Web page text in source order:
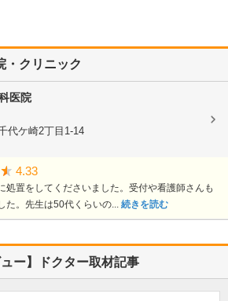
・クリニック
医院
代ケ崎2丁目1-14
4.33
処置をしてくださいました。受付や看護師さんも
た。先生は50代くらいの... 続きを読む
ー】ドクター取材記事